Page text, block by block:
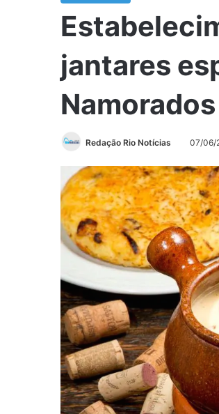
jantares
Namorados
Redação Rio Notícias 07/06/